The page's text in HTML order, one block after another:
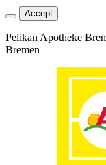
Accept
Pelikan Apotheke
Bremen